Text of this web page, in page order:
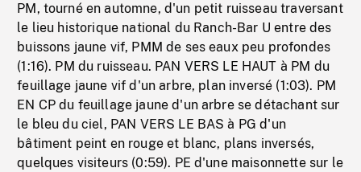
PM, tourné en automne, d'un petit ruisseau traversant
le lieu historique national du Ranch-Bar U entre des
buissons jaune vif, PMM de ses eaux peu profondes
(1:16). PM du ruisseau. PAN VERS LE HAUT à PM du
feuillage jaune vif d'un arbre, plan inversé (1:03). PM
EN CP du feuillage jaune d'un arbre se détachant sur
le bleu du ciel, PAN VERS LE BAS à PG d'un
bâtiment peint en rouge et blanc, plans inversés,
quelques visiteurs (0:59). PE d'une maisonnette sur le